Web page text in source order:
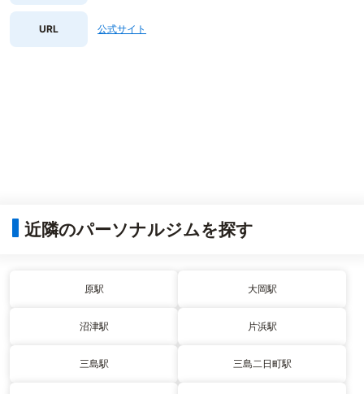
URL 公式サイト
近隣のパーソナルジムを探す
原駅 大岡駅
沼津駅 片浜駅
三島駅 三島二日町駅